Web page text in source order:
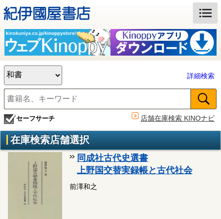
詳細検索
セーフサーチ 店舗在庫検索 KINOナビ
在庫検索店舗選択
同成社古代史選書
上野国交替実録帳と古代社会
前澤和之